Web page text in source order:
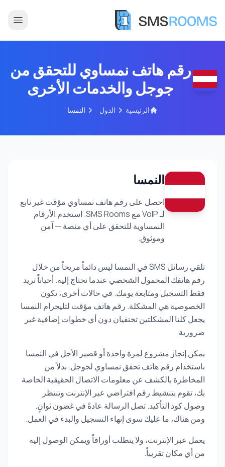
رقم هاتف نمساوي للتحقق من
جوجل والخدمات الأخرى
الرئيسية الدول النمسا
النمسا
احصل على رقم هاتف نمساوي مؤقت غير تابع
لـ VoIP مع SMS Rooms. استخدم الأرقام
النمساوية للتحقق على أي منصة — آمن
وموثوق.
تلقي رسائل SMS في النمسا ليس دائماً مريحاً من خلال
رقم هاتفك المحمول الشخصي عندما تحتاج إليه. أحياناً تريد
فقط التسجيل ومتابعة يومك. في حالات أخرى، تكون
الخصوصية هي المشكلة. رقم هاتف مؤقت لتليجرام النمسا
يجعل كلتا المشكلتين تختفيان دون أي خطوات إضافية غير
ضرورية.
يمكن إنجاز مشروع لمرة واحدة أو قصير الأجل في النمسا
باستخدام رقم هاتف تحقق نمساوي لجوجل. بدلاً من
المخاطرة بالكشف عن معلومات الاتصال الحقيقية الخاصة
بك، تقوم بتنشيط رقم افتراضي عبر الإنترنت وتنتظر
وصول كود التأكيد. تصل الرسالة عادةً في غضون ثوانٍ.
ومن هناك، ما عليك سوى إنهاء التسجيل والبدء في العمل.
يعمل عبر الإنترنت، ولا يتطلب أوراقاً ويمكن الوصول إليه
من أي مكان تقريباً.